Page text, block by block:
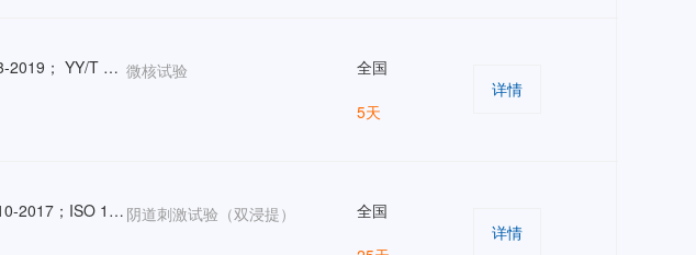
GB/T 16886.3-2019； YY/T 0127.12-2008； YY/T 0870.4-2014； ISO 10993-3:2014；胞微核试验化妆品安全技术规范 （2015年版） 第六章 毒理学试验方法 12； GB 7919-87 5.16； GB/T 17218-1998 附录B 微核试验 全国
5天
详情
GB/T 16886.10-2017；ISO 10993-10:2010；GB 15979-2002 附录A；消毒技术规范(2002年版) 阴道刺激试验（双浸提） 全国
详情